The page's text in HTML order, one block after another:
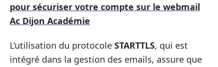
pour sécuriser votre compte sur le webmail
Ac Dijon Académie
L’utilisation du protocole STARTTLS, qui est
intégré dans la gestion des emails, assure que